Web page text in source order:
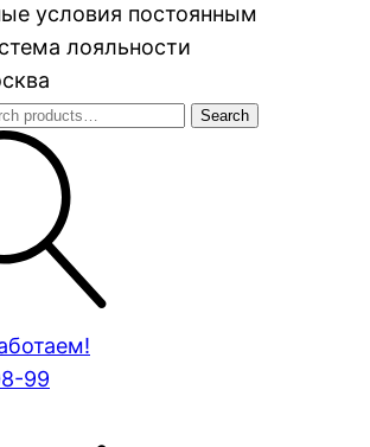
условия постоянным
лояльности
Search
99